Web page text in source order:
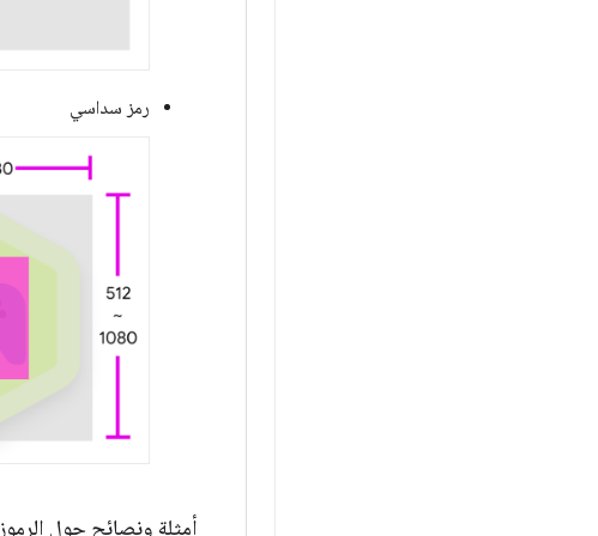
رمز سداسي
أمثلة ونصائح حول الرموز